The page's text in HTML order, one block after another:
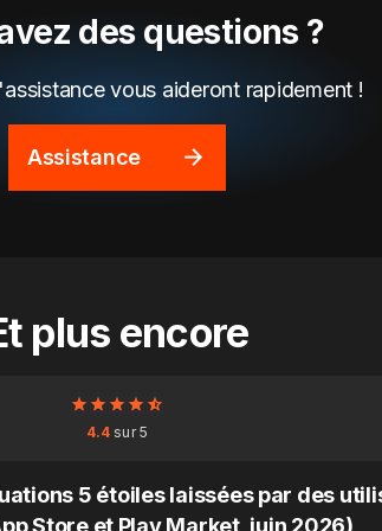
des questions ?
vous aideront rapidement !
Assistance
plus encore
4.4 sur 5
5 étoiles laissées par des
Store et Play Market, juin 2026)